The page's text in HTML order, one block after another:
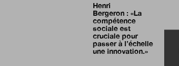
Henri
Bergeron : «La
compétence
sociale est
cruciale pour
passer à l’échelle
une innovation.»